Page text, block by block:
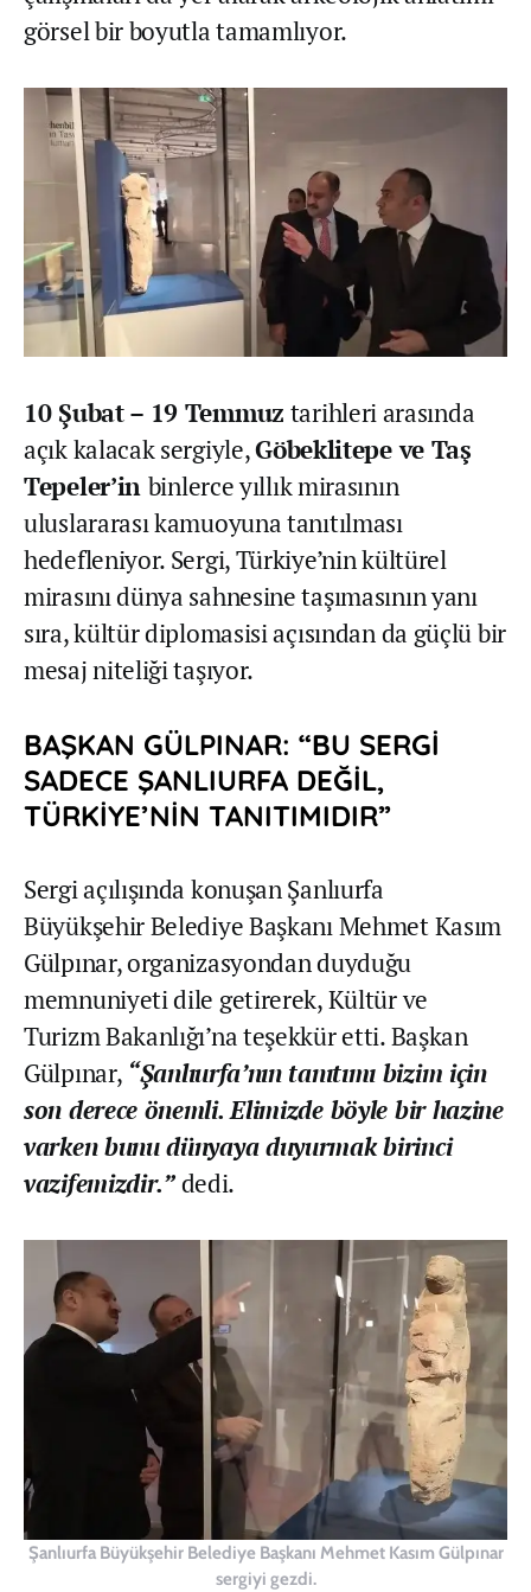
görsel bir boyutla tamamlıyor.
10 Şubat – 19 Temmuz tarihleri arasında
açık kalacak sergiyle,Göbeklitepe ve Taş
Tepeler’in binlerce yıllık mirasının
uluslararası kamuoyuna tanıtılması
hedefleniyor. Sergi, Türkiye’nin kültürel
mirasını dünya sahnesine taşımasının yanı
sıra, kültür diplomasisi açısından da güçlü bir
mesaj niteliği taşıyor.
BAŞKAN GÜLPINAR: “BU SERGİ
SADECE ŞANLIURFA DEĞİL,
TÜRKİYE’NİN TANITIMIDIR”
Sergi açılışında konuşan Şanlıurfa
Büyükşehir Belediye Başkanı Mehmet Kasım
Gülpınar, organizasyondan duyduğu
memnuniyeti dile getirerek, Kültür ve
Turizm Bakanlığı’na teşekkür etti. Başkan
Gülpınar, “Şanlıurfa’nın tanıtımı bizim için
son derece önemli. Elimizde böyle bir hazine
varken bunu dünyaya duyurmak birinci
vazifemizdir.”dedi.
Şanlıurfa Büyükşehir Belediye Başkanı Mehmet Kasım Gülpınar
sergiyi gezdi.